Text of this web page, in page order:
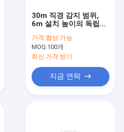
30m 직경 감지 범위,
6m 설치 높이의 독립형
가격:협상 가능
MOQ:100개
최신 가격 받기
지금 연락